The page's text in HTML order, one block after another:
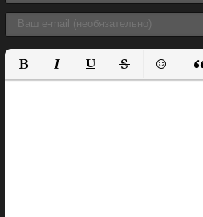
Полужирный
КурсивПодчеркнутый
Зачеркнутый